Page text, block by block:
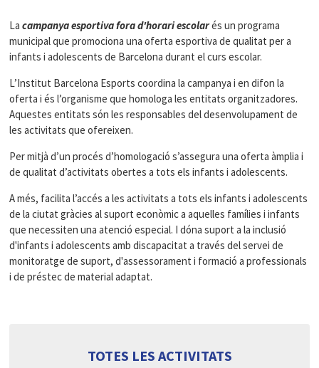
Lacampanya esportiva fora d'horari escolarés un programa
municipal que promociona una oferta esportiva de qualitat per a
infants i adolescents de Barcelona durant el curs escolar.
L’Institut Barcelona Esports coordina la campanya i en difon la
oferta i és l’organisme que homologa les entitats organitzadores.
Aquestes entitats són les responsables del desenvolupament de
les activitats que ofereixen.
Per mitjà d’un procés d’homologació s’assegura una oferta àmplia i
de qualitat d’activitats obertes a tots els infants i adolescents.
A més, facilita l’accés a les activitats a tots els infants i adolescents
de la ciutat gràcies al suport econòmic a aquelles famílies i infants
que necessiten una atenció especial. I dóna suport a la inclusió
d'infants i adolescents amb discapacitat a través del servei de
monitoratge de suport, d'assessorament i formació a professionals
i de préstec de material adaptat.
TOTES LES ACTIVITATS